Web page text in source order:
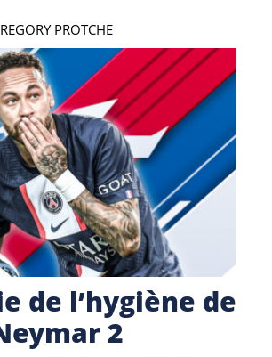
PROTCHE
de l’hygiène de
2